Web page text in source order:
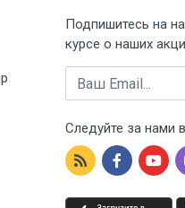
Подпишитесь на
курсе о наших
Email
Следуйте за нами